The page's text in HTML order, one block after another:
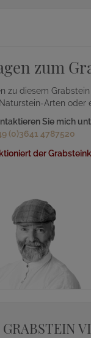
zum
zu diesem
Arten oder
Sie mich
(0)3641 4787520
der